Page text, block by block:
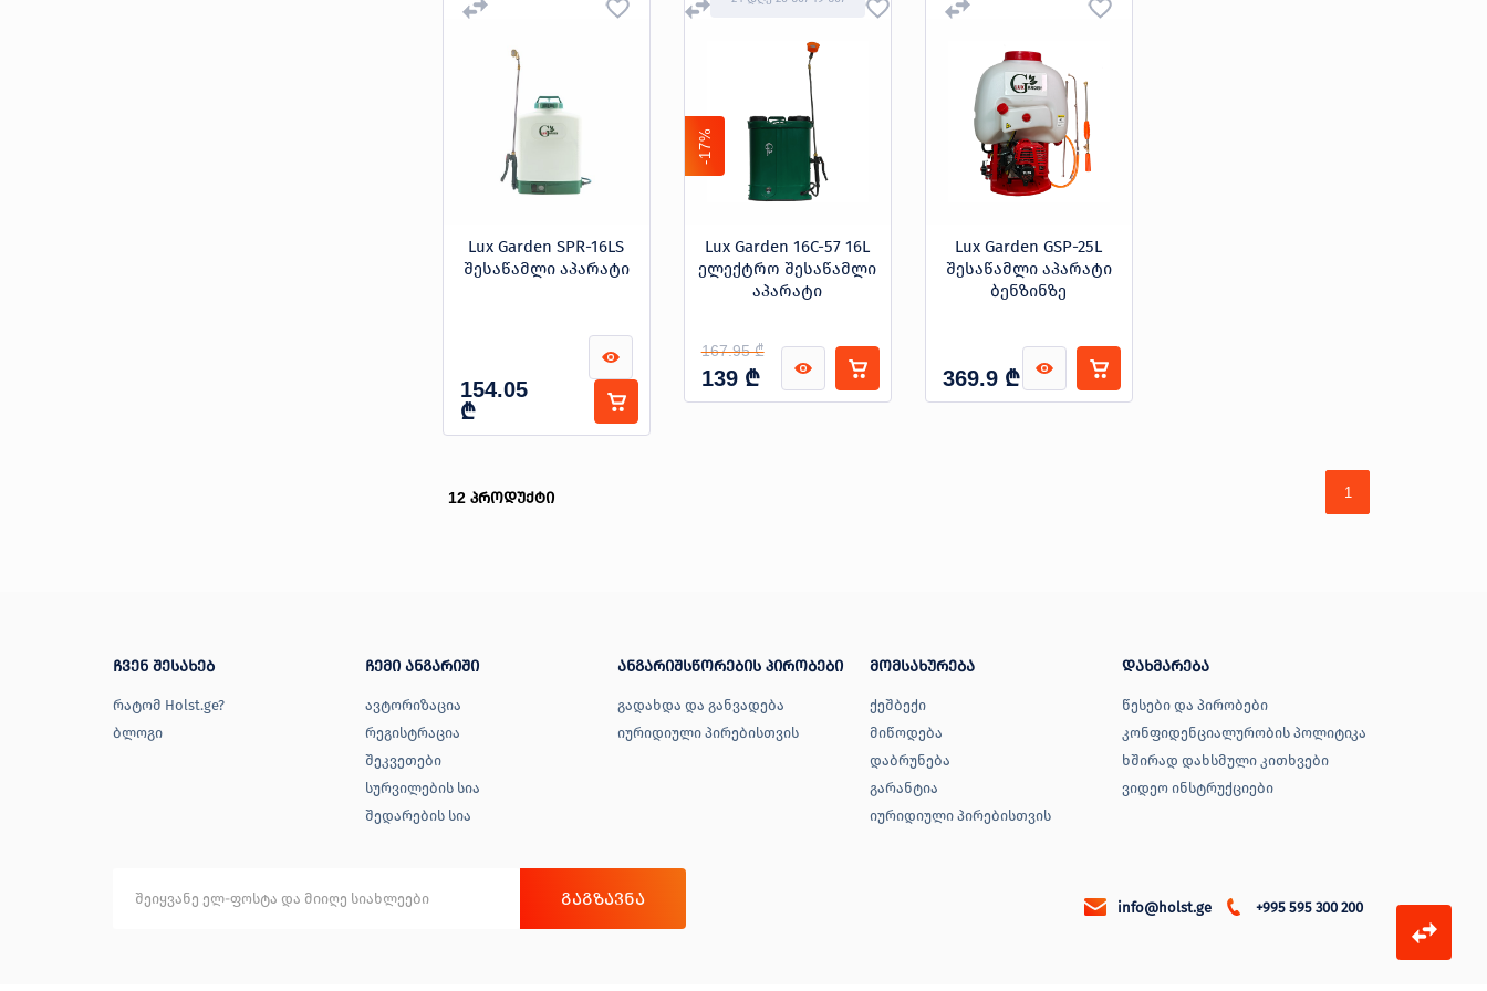
Lux Garden SPR-16LS
შესაწამლი აპარატი
154.05
₾
-17%
Lux Garden 16C-57 16L
ელექტრო შესაწამლი
აპარატი
167.95 ₾
139 ₾
Lux Garden GSP-25L
შესაწამლი აპარატი
ბენზინზე
369.9 ₾
12პროდუქტი 1
ჩვენ შესახებ
რატომ Holst.ge?
ბლოგი
ჩემი ანგარიში
ავტორიზაცია
რეგისტრაცია
შეკვეთები
სურვილების სია
შედარების სია
ანგარიშსწორების პირობები
გადახდა და განვადება
იურიდიული პირებისთვის
მომსახურება
ქეშბექი
მიწოდება
დაბრუნება
გარანტია
იურიდიული პირებისთვის
დახმარება
წესები და პირობები
კონფიდენციალურობის პოლიტიკა
ხშირად დახსმული კითხვები
ვიდეო ინსტრუქციები
ᲒᲐᲒᲖᲐᲕᲜᲐ info@holst.ge +995 595 300 200